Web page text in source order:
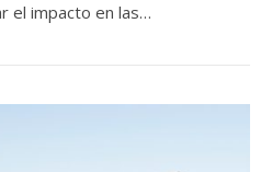
el impacto en las…